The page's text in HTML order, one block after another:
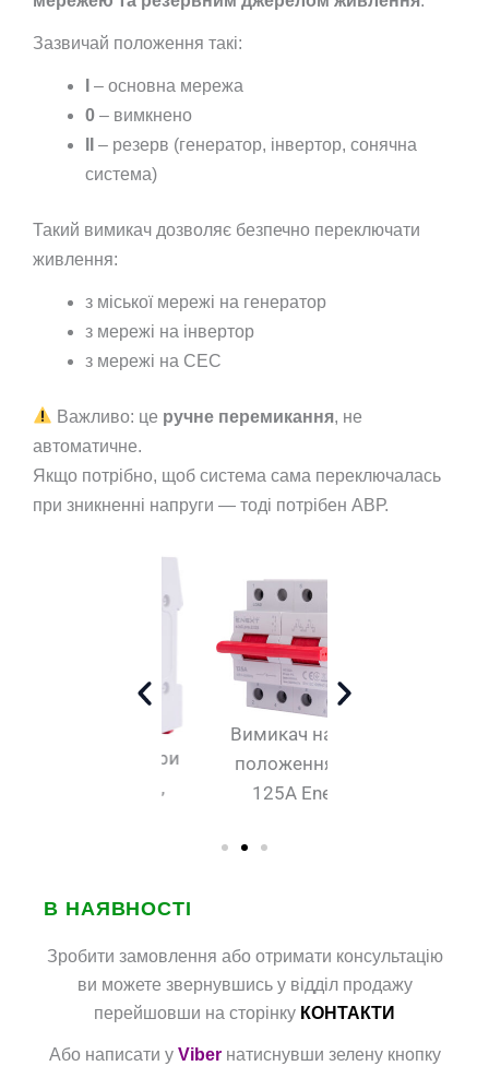
Зазвичай положення такі:
– основна мережа
0 – вимкнено
– резерв (генератор, інвертор, сонячна
система)
Такий вимикач дозволяє безпечно переключати
живлення:
з міської мережі на генератор
з мережі на інвертор
з мережі на СЕС
Важливо: це ручне перемикання, не
автоматичне.
Якщо потрібно, щоб система сама переключалась
при зникненні напруги — тоді потрібен АВР.
Вимикач на три
положення 2р,
125А Enext
В НАЯВНОСТІ
Зробити замовлення або отримати консультацію
ви можете звернувшись у відділ продажу
перейшовши на сторінку КОНТАКТИ
Або написати у Viberнатиснувши зелену кнопку